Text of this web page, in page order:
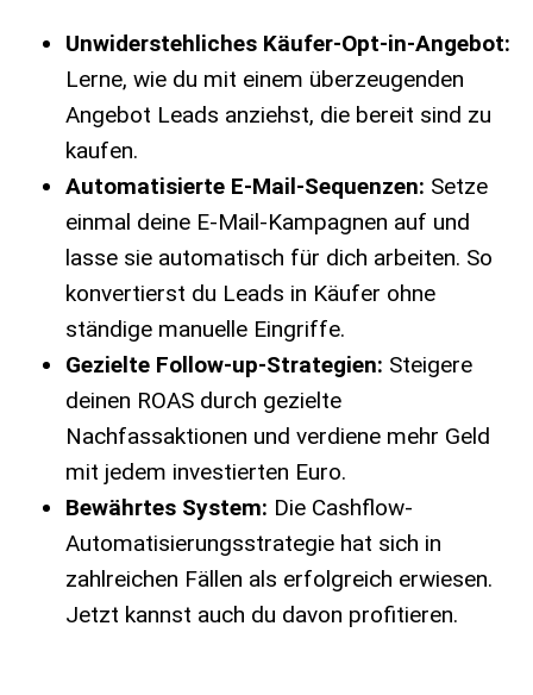
Unwiderstehliches Käufer-Opt-in-Angebot:
Lerne, wie du mit einem überzeugenden
Angebot Leads anziehst, die bereit sind zu
kaufen.
Automatisierte E-Mail-Sequenzen: Setze
einmal deine E-Mail-Kampagnen auf und
lasse sie automatisch für dich arbeiten. So
konvertierst du Leads in Käufer ohne
ständige manuelle Eingriffe.
Gezielte Follow-up-Strategien: Steigere
deinen ROAS durch gezielte
Nachfassaktionen und verdiene mehr Geld
mit jedem investierten Euro.
Bewährtes System: Die Cashflow-
Automatisierungsstrategie hat sich in
zahlreichen Fällen als erfolgreich erwiesen.
Jetzt kannst auch du davon profitieren.